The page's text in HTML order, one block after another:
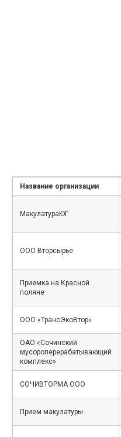
Название организации
МакулатураЮГ
ООО Вторсырье
Приемка на Красной
поляне
ООО «ТрансЭкоВтор»
ОАО «Сочинский
мусороперерабатывающий
комплекс»
СОЧИВТОРМА ООО
Прием макулатуры